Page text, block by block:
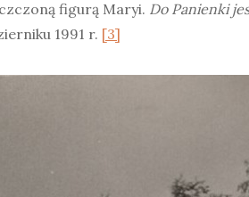
figurą Maryi. Do Panienki
1991 r. [3]